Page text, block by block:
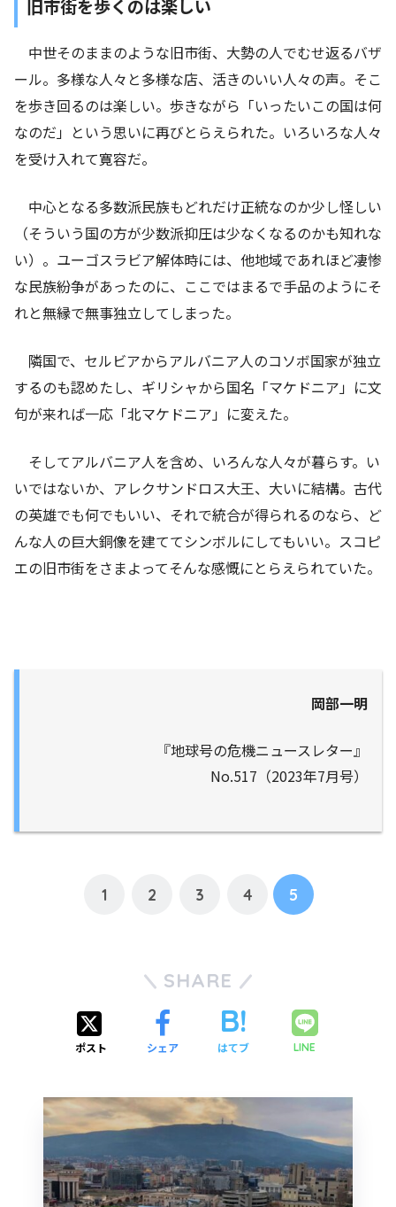
旧市街を歩くのは楽しい
中世そのままのような旧市街、大勢の人でむせ返るバザ
ール。多様な人々と多様な店、活きのいい人々の声。そこ
を歩き回るのは楽しい。歩きながら「いったいこの国は何
なのだ」という思いに再びとらえられた。いろいろな人々
を受け入れて寛容だ。
中心となる多数派民族もどれだけ正統なのか少し怪しい
（そういう国の方が少数派抑圧は少なくなるのかも知れな
い）。ユーゴスラビア解体時には、他地域であれほど凄惨
な民族紛争があったのに、ここではまるで手品のようにそ
れと無縁で無事独立してしまった。
隣国で、セルビアからアルバニア人のコソボ国家が独立
するのも認めたし、ギリシャから国名「マケドニア」に文
句が来れば一応「北マケドニア」に変えた。
そしてアルバニア人を含め、いろんな人々が暮らす。い
いではないか、アレクサンドロス大王、大いに結構。古代
の英雄でも何でもいい、それで統合が得られるのなら、ど
んな人の巨大銅像を建ててシンボルにしてもいい。スコピ
エの旧市街をさまよってそんな感慨にとらえられていた。
岡部一明
『地球号の危機ニュースレター』
No.517（2023年7月号）
1 2 3 4 5
SHARE
ポスト シェア はてブ LINE